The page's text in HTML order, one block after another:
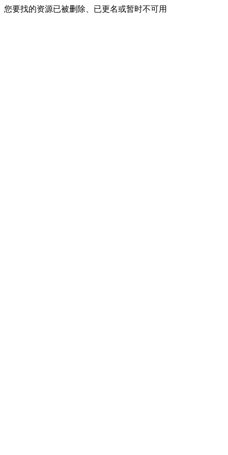
您要找的资源已被删除、已更名或暂时不可用